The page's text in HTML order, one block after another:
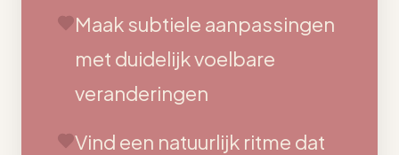
Maak subtiele aanpassingen
met duidelijk voelbare
veranderingen
Vind een natuurlijk ritme dat